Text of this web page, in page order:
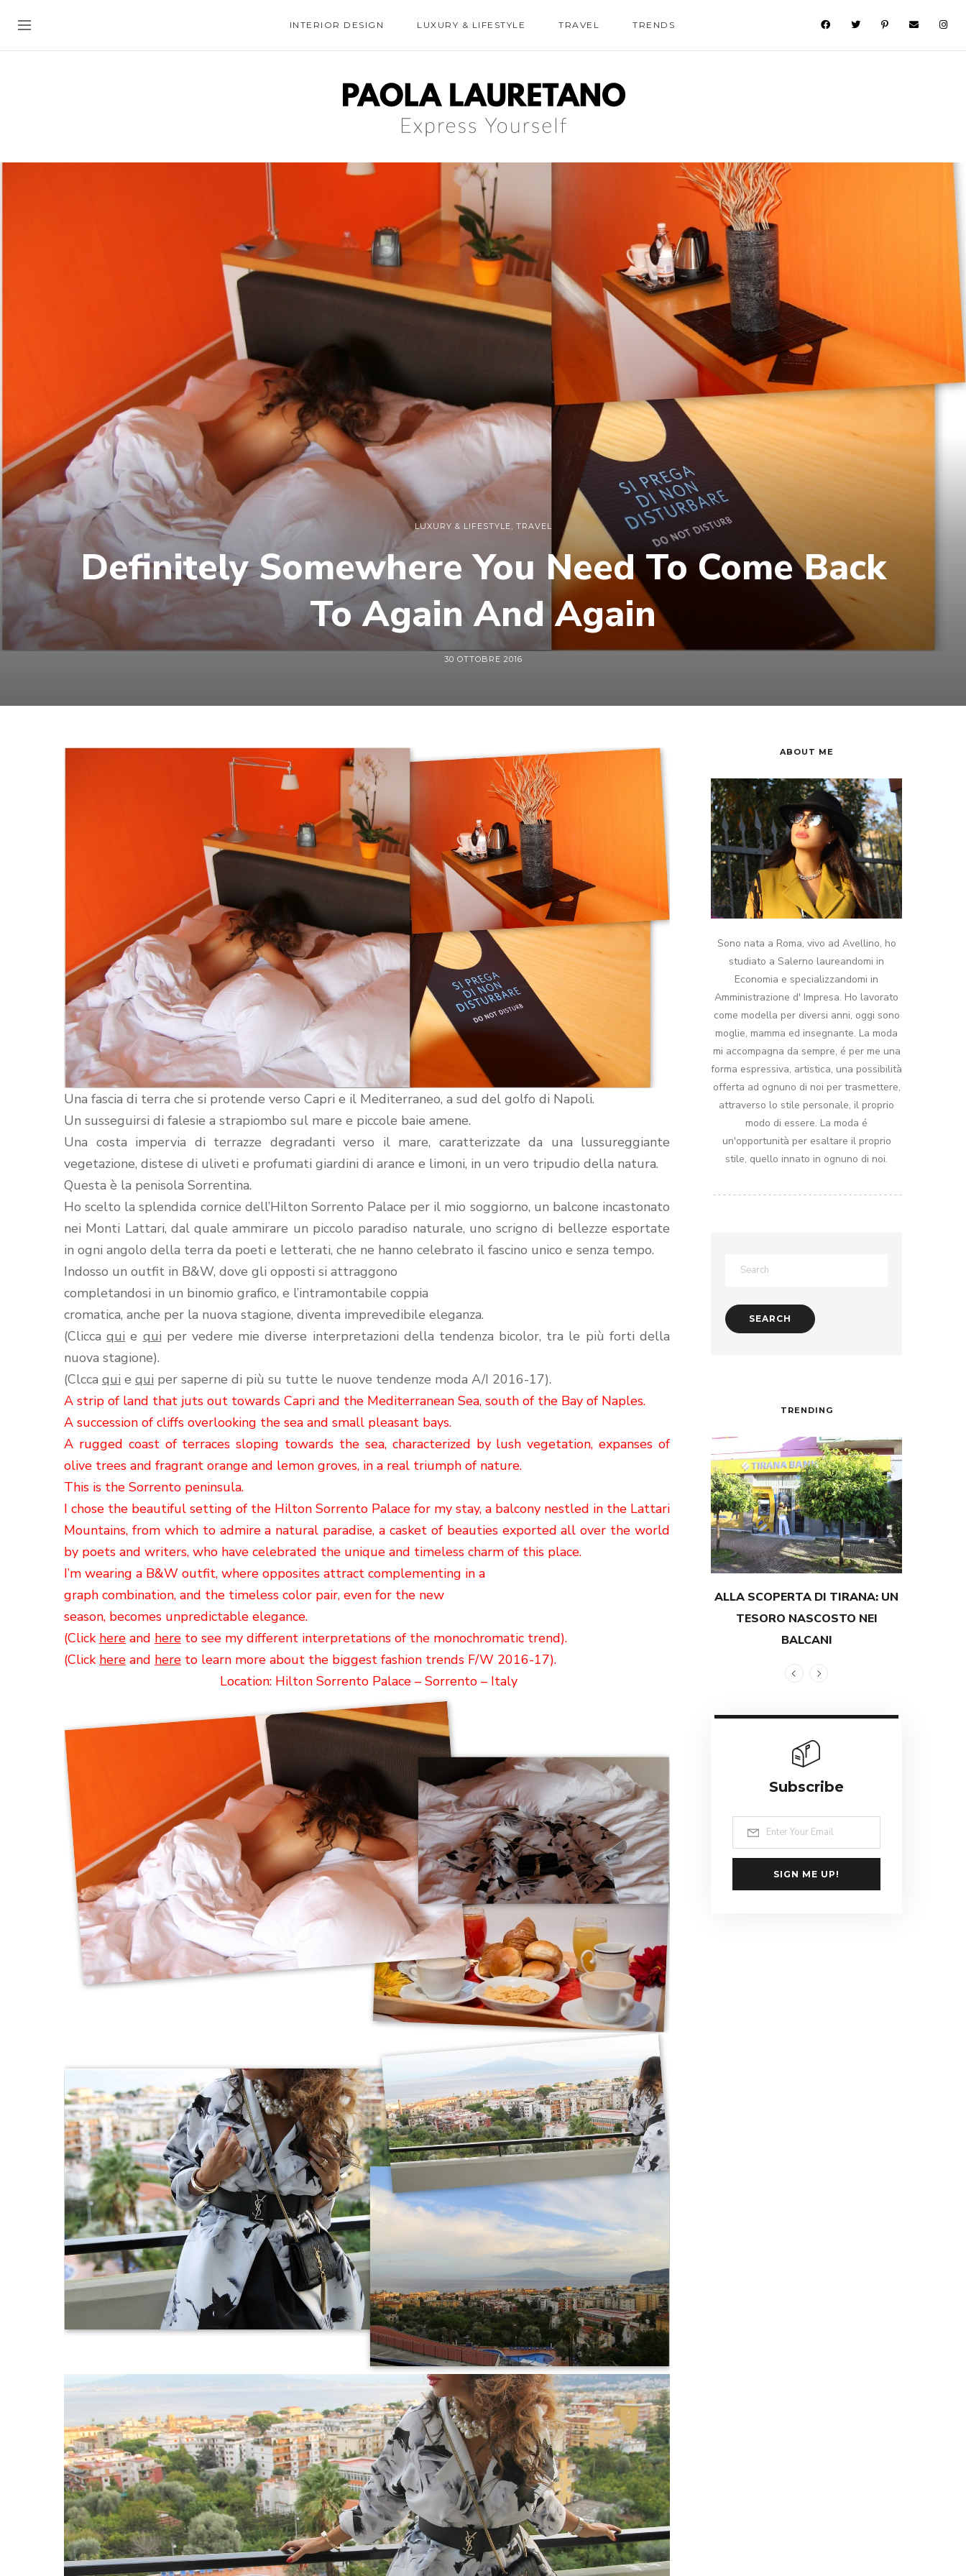
INTERIOR DESIGN LUXURY & LIFESTYLE TRAVEL TRENDS
LUXURY & LIFESTYLE, TRAVEL
Definitely Somewhere You Need To Come Back
To Again And Again
30 OTTOBRE 2016
Una fascia di terra che si protende verso Capri e il Mediterraneo, a sud del golfo di Napoli.
Un susseguirsi di falesie a strapiombo sul mare e piccole baie amene.
Una costa impervia di terrazze degradanti verso il mare, caratterizzate da una lussureggiante
vegetazione, distese di uliveti e profumati giardini di arance e limoni, in un vero tripudio della natura.
Questa è la penisola Sorrentina.
Ho scelto la splendida cornice dell’Hilton Sorrento Palace per il mio soggiorno, un balcone incastonato
nei Monti Lattari, dal quale ammirare un piccolo paradiso naturale, uno scrigno di bellezze esportate
in ogni angolo della terra da poeti e letterati, che ne hanno celebrato il fascino unico e senza tempo.
Indosso un outfit in B&W, dove gli opposti si attraggono
completandosi in un binomio grafico, e l’intramontabile coppia
cromatica, anche per la nuova stagione, diventa imprevedibile eleganza.
(Cliccaqui e qui per vedere mie diverse interpretazioni della tendenza bicolor, tra le più forti della
nuova stagione).
(Clcca qui e qui per saperne di più su tutte le nuove tendenze moda A/I 2016-17).
A strip of land that juts out towards Capri and the Mediterranean Sea, south of the Bay of Naples.
A succession of cliffs overlooking the sea and small pleasant bays.
A rugged coast ofterraces sloping towards the sea, characterized by lush vegetation,expanses of
olive trees and fragrant orange and lemon groves, in a real triumph of nature.
This is the Sorrento peninsula.
I chose the beautiful setting of the Hilton Sorrento Palace for my stay, a balcony nestled in the Lattari
Mountains, from which to admire a natural paradise, a casket of beauties exported all over the world
by poets and writers, who have celebrated the unique and timeless charm of this place.
I’m wearing a B&W outfit, where opposites attract complementing in a
graph combination, and the timeless color pair, even for the new
season, becomes unpredictable elegance.
(Click here and here to see my different interpretations of the monochromatic trend).
(Click here and here to learn more about the biggest fashion trends F/W 2016-17).
Location: Hilton Sorrento Palace – Sorrento – Italy
ABOUT ME
Sono nata a Roma, vivo ad Avellino, ho
studiato a Salerno laureandomi in
Economia e specializzandomi in
Amministrazione d' Impresa. Ho lavorato
come modella per diversi anni, oggi sono
moglie, mamma ed insegnante. La moda
mi accompagna da sempre, é per me una
forma espressiva, artistica, una possibilità
offerta ad ognuno di noi per trasmettere,
attraverso lo stile personale, il proprio
modo di essere. La moda é
un'opportunità per esaltare il proprio
stile, quello innato in ognuno di noi.
TRENDING
ALLA SCOPERTA DI TIRANA: UN
TESORO NASCOSTO NEI
BALCANI
Subscribe
SIGN ME UP!